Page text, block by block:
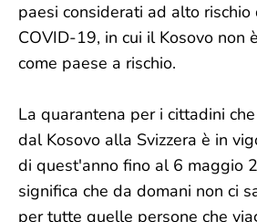
paesi considerati ad alto
COVID-19, in cui il Kosovo non
come paese a rischio.
La quarantena per i cittadini
dal Kosovo alla Svizzera è in
di quest'anno fino al 6 maggio
significa che da domani non ci
per tutte quelle persone che